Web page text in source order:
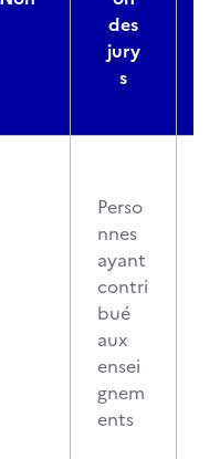
des
jury
s
Perso
nnes
ayant
contri
bué
aux
ensei
gnem
ents